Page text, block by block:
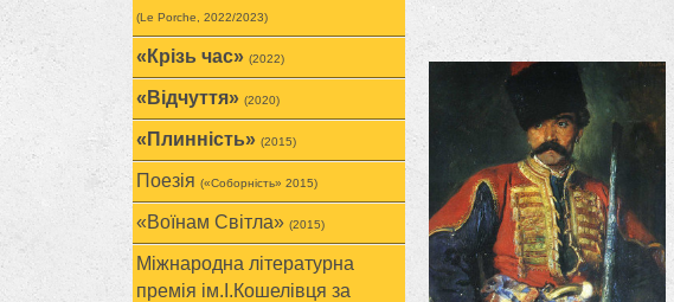
(Le Porche, 2022/2023)
«Крізь час» (2022)
«Відчуття» (2020)
«Плинність» (2015)
Поезія («Соборність» 2015)
«Воїнам Cвітла» (2015)
Міжнародна літературна
премія ім.І.Кошелівця за